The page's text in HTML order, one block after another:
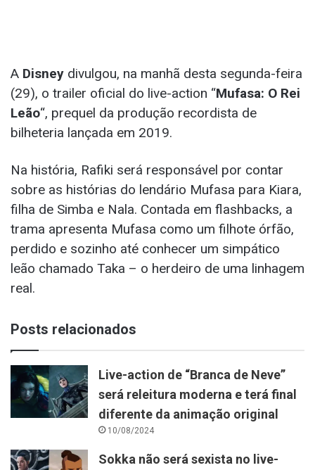
A Disney divulgou, na manhã desta segunda-feira
(29), o trailer oficial do live-action “Mufasa: O Rei
Leão“, prequel da produção recordista de
bilheteria lançada em 2019.
Na história, Rafiki será responsável por contar
sobre as histórias do lendário Mufasa para Kiara,
filha de Simba e Nala. Contada em flashbacks, a
trama apresenta Mufasa como um filhote órfão,
perdido e sozinho até conhecer um simpático
leão chamado Taka – o herdeiro de uma linhagem
real.
Posts relacionados
Live-action de “Branca de Neve”
será releitura moderna e terá final
diferente da animação original
10/08/2024
Sokka não será sexista no live-